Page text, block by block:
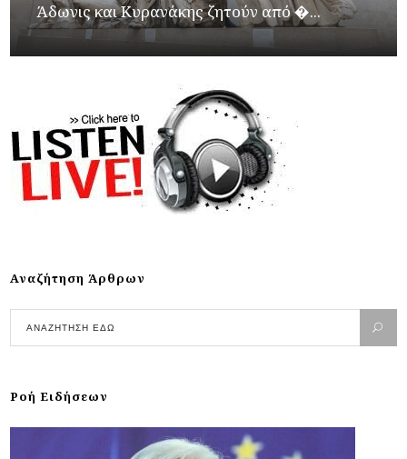
Άδωνις και Κυρανάκης ζητούν από �...
Αναζήτηση Άρθρων
Ροή Ειδήσεων